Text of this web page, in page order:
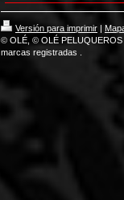
Versión para imprimir |
© OLÉ, © OLÉ
marcas registradas .